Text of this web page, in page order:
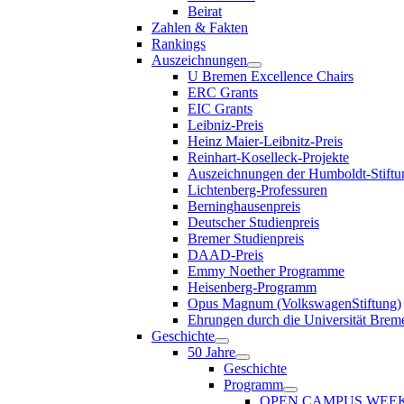
Beirat
Zahlen & Fakten
Rankings
Auszeichnungen
U Bremen Excellence Chairs
ERC Grants
EIC Grants
Leibniz-Preis
Heinz Maier-Leibnitz-Preis
Reinhart-Koselleck-Projekte
Auszeichnungen der Humboldt-
Lichtenberg-Professuren
Berninghausenpreis
Deutscher Studienpreis
Bremer Studienpreis
DAAD-Preis
Emmy Noether Programme
Heisenberg-Programm
Opus Magnum (VolkswagenStiftung)
Ehrungen durch die Universität
Geschichte
50 Jahre
Geschichte
Programm
OPEN CAMPUS